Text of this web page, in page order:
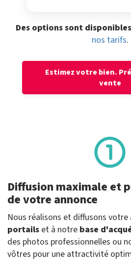
Des options sont
nos tarifs.
Estimez votre bien.
vente
Diffusion maximale et
de votre annonce
Nous réalisons et diffusons votre
portails et à notre base
des photos professionnelles ou
vôtres pour une attractivité